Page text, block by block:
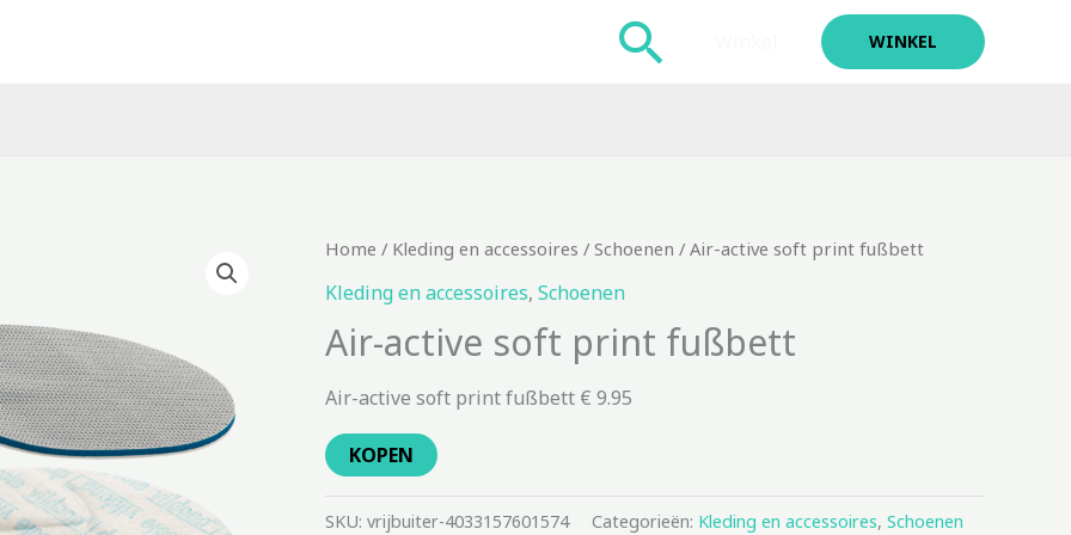
Zoeken WINKEL
Home / Kleding en accessoires / Schoenen / Air-active soft print fußbett
Kleding en accessoires, Schoenen
Air-active soft print fußbett
Air-active soft print fußbett € 9.95
KOPEN
SKU: vrijbuiter-4033157601574 Categorieën: Kleding en accessoires, Schoenen